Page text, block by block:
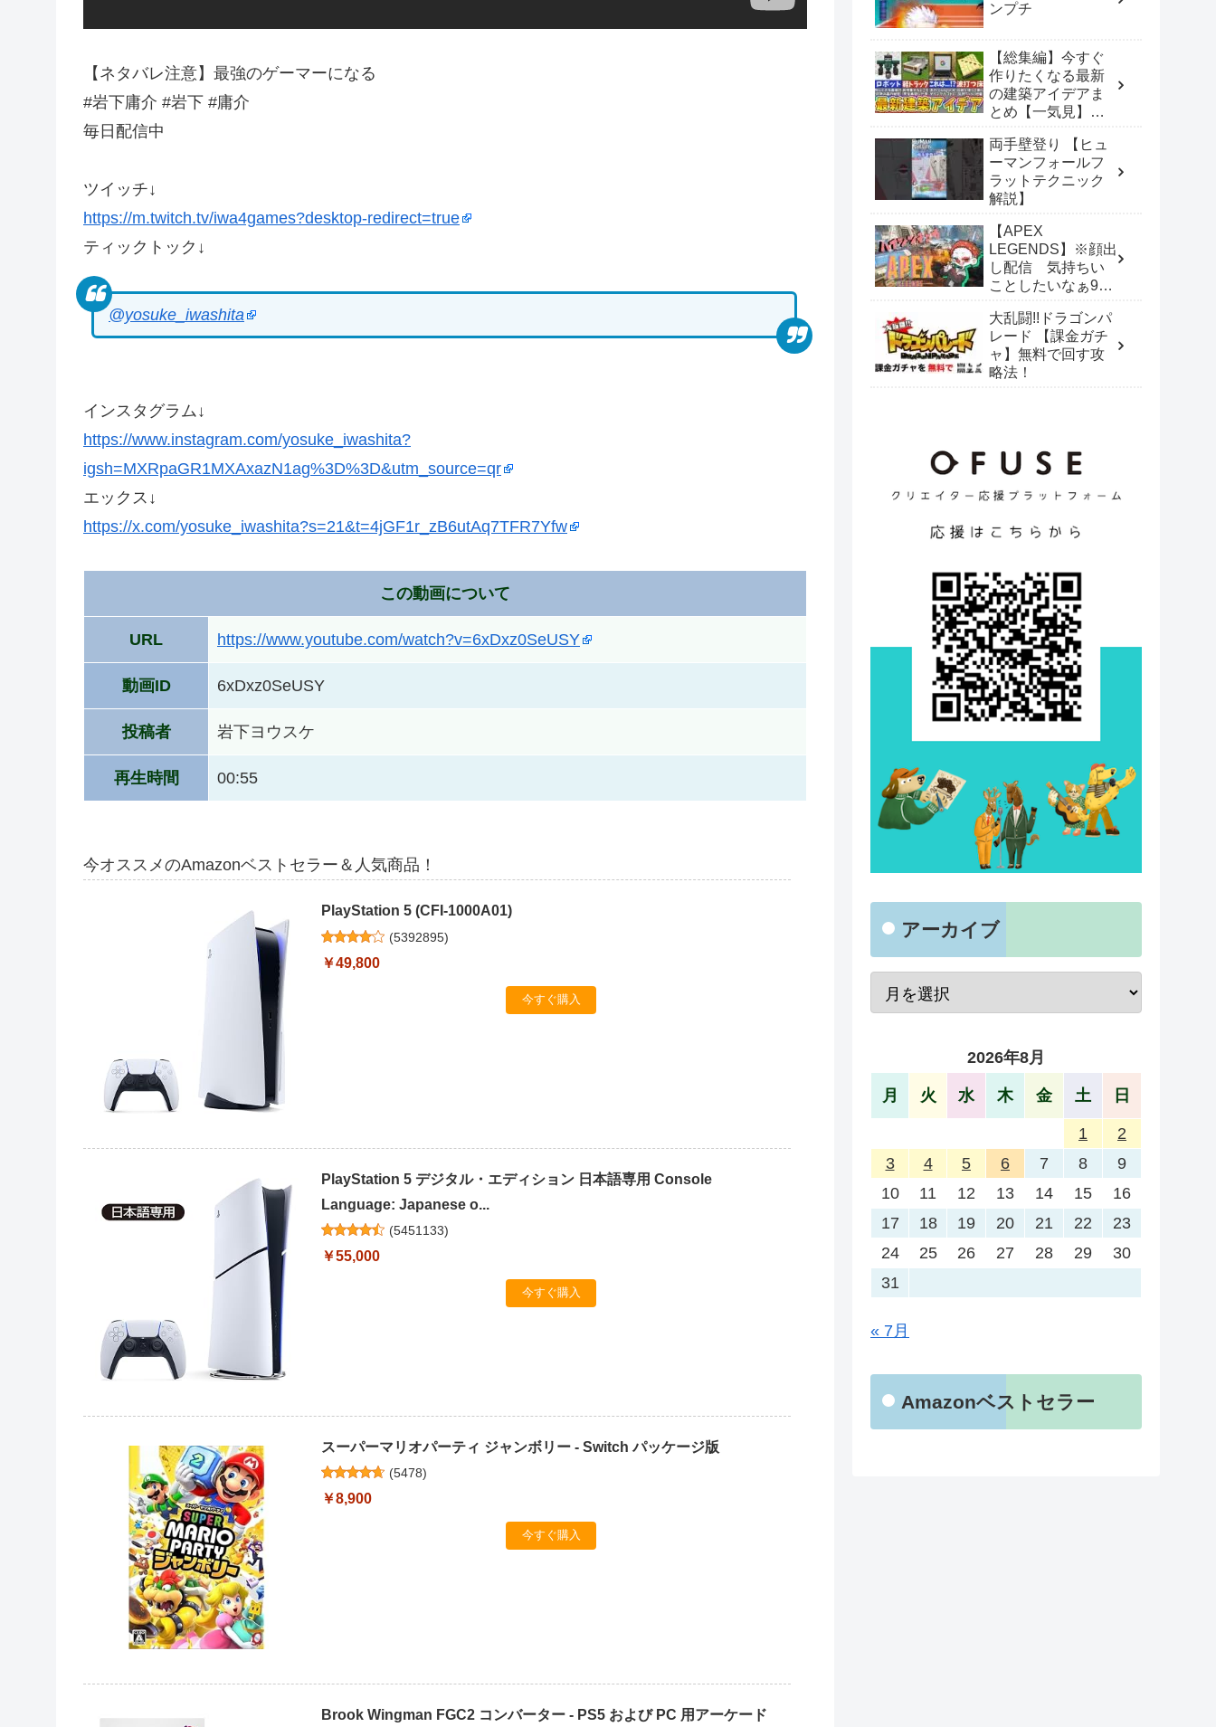
【ネタバレ注意】最強のゲーマーになる
#岩下庸介 #岩下 #庸介
毎日配信中
ツイッチ↓
https://m.twitch.tv/iwa4games?desktop-redirect=true
ティックトック↓
@yosuke_iwashita
インスタグラム↓
https://www.instagram.com/yosuke_iwashita?
igsh=MXRpaGR1MXAxazN1ag%3D%3D&utm_source=qr
エックス↓
https://x.com/yosuke_iwashita?s=21&t=4jGF1r_zB6utAq7TFR7Yfw
この動画について
URL https://www.youtube.com/watch?v=6xDxz0SeUSY
動画ID 6xDxz0SeUSY
投稿者 岩下ヨウスケ
再生時間 00:55
今オススメのAmazonベストセラー＆人気商品！
PlayStation 5 (CFI-1000A01)
(5392895)
￥49,800
今すぐ購入
PlayStation 5 デジタル・エディション 日本語専用 Console
Language: Japanese o...
(5451133)
￥55,000
今すぐ購入
スーパーマリオパーティ ジャンボリー - Switch パッケージ版
(5478)
￥8,900
今すぐ購入
Brook Wingman FGC2 コンバーター - PS5 および PC 用アーケード
ンプチ
【総集編】今すぐ
作りたくなる最新
の建築アイデアま
とめ【一気見】
ンクラフト】
両手壁登り 【ヒュ
ーマンフォールフ
ラットテクニック
解説】
【APEX
LEGENDS】※顔出
し配信 気持ちい
ことしたいなぁ99
ピエロ】
大乱闘!!ドラゴンパ
レード 【課金ガチ
ャ】無料で回す攻
略法！
アーカイブ
2026年8月
月 火 水 木 金 土 日
1
2
3
4 5 6 7 8
9
10
11 12 13 14 15
16
17
18 19 20 21 22
23
24
25 26 27 28 29
30
31
« 7月
Amazonベストセラー